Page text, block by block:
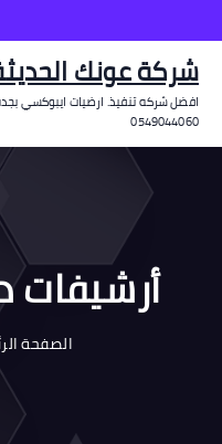
ل
شركة عونك
افضل شركه تنفيذ. ارضيات ايبوكسي
0549044060
أرشيفات
الصفحة